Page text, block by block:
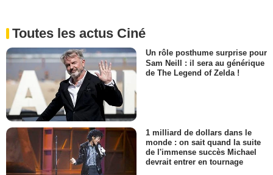
Toutes les actus Ciné
Un rôle posthume surprise pour
Sam Neill : il sera au générique
de The Legend of Zelda !
1 milliard de dollars dans le
monde : on sait quand la suite
de l'immense succès Michael
devrait entrer en tournage